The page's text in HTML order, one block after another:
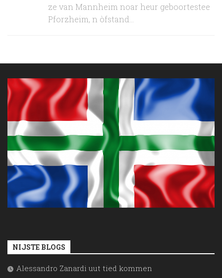
ze van Mannheim noar heur geboortestee
Pforzheim, n òfstand...
NIJSTE BLOGS
Alessandro Zanardi uut tied kommen